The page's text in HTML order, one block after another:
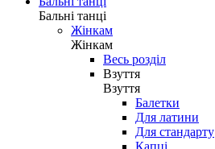
Бальні танці
Жінкам
Жінкам
Весь розділ
Взуття
Взуття
Балетки
Для латини
Для стандарту
Капці